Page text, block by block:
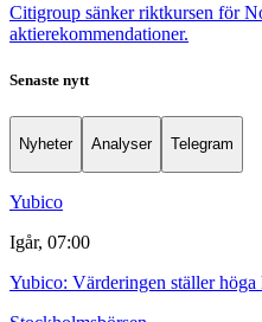
Citigroup sänker riktkursen för
aktierekommendationer.
Senaste nytt
Nyheter Analyser Telegram
Yubico
Igår, 07:00
Yubico: Värderingen ställer höga